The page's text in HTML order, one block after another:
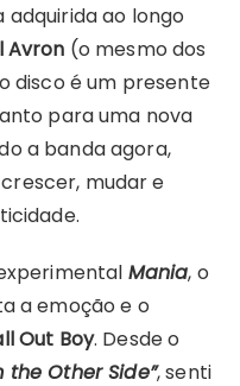
ao longo
Avron (o mesmo dos
disco é um presente
para uma nova
a banda agora,
mudar e
Mania, o
a emoção e o
Out Boy. Desde o
the Other Side”, senti